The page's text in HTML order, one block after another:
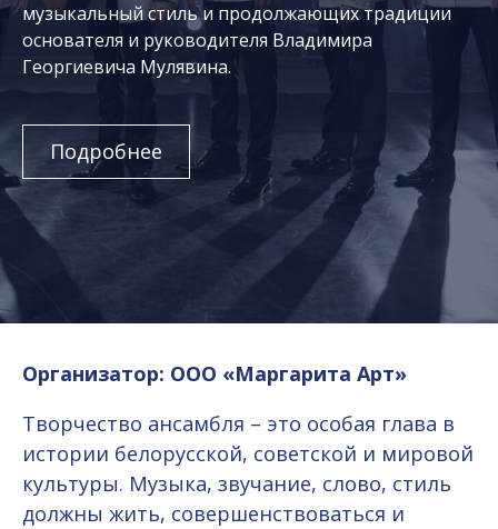
музыкальный стиль и продолжающих традиции
основателя и руководителя Владимира
Георгиевича Мулявина.
Подробнее
Организатор: ООО «Маргарита Арт»
Творчество ансамбля – это особая глава в
истории белорусской, советской и мировой
культуры. Музыка, звучание, слово, стиль
должны жить, совершенствоваться и